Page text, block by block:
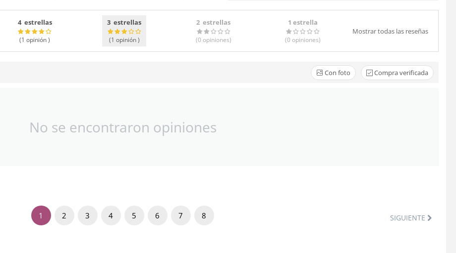
4 estrellas
(1 opinión)
3 estrellas
(1 opinión)
2 estrellas
(0 opiniones)
1 estrella
(0 opiniones)
Mostrar todas las reseñas
Con foto Compra verificada
No se encontraron opiniones
1 2 3 4 5 6 7 8 SIGUIENTE